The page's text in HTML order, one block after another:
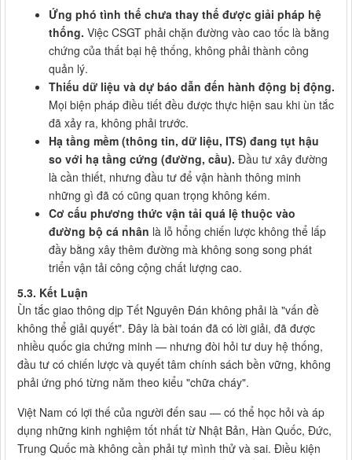
Ứng phó tình thế chưa thay thế được giải pháp hệ
thống. Việc CSGT phải chặn đường vào cao tốc là bằng
chứng của thất bại hệ thống, không phải thành công
quản lý.
Thiếu dữ liệu và dự báo dẫn đến hành động bị động.
Mọi biện pháp điều tiết đều được thực hiện sau khi ùn tắc
đã xảy ra, không phải trước.
Hạ tầng mềm (thông tin, dữ liệu, ITS) đang tụt hậu
so với hạ tầng cứng (đường, cầu). Đầu tư xây đường
là cần thiết, nhưng đầu tư để vận hành thông minh
những gì đã có cũng quan trọng không kém.
Cơ cấu phương thức vận tải quá lệ thuộc vào
đường bộ cá nhân là lỗ hổng chiến lược không thể lấp
đầy bằng xây thêm đường mà không song song phát
triển vận tải công cộng chất lượng cao.
5.3. Kết Luận
Ùn tắc giao thông dịp Tết Nguyên Đán không phải là "vấn đề
không thể giải quyết". Đây là bài toán đã có lời giải, đã được
nhiều quốc gia chứng minh — nhưng đòi hỏi tư duy hệ thống,
đầu tư có chiến lược và quyết tâm chính sách bền vững, không
phải ứng phó từng năm theo kiểu "chữa cháy".
Việt Nam có lợi thế của người đến sau — có thể học hỏi và áp
dụng những kinh nghiệm tốt nhất từ Nhật Bản, Hàn Quốc, Đức,
Trung Quốc mà không cần phải tự mình thử và sai. Điều kiện